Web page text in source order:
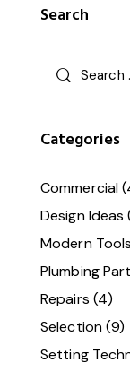
Search
Categories
Commercial
Design Ideas
Modern Tools
Plumbing
Repairs (4)
Selection(9)
Setting